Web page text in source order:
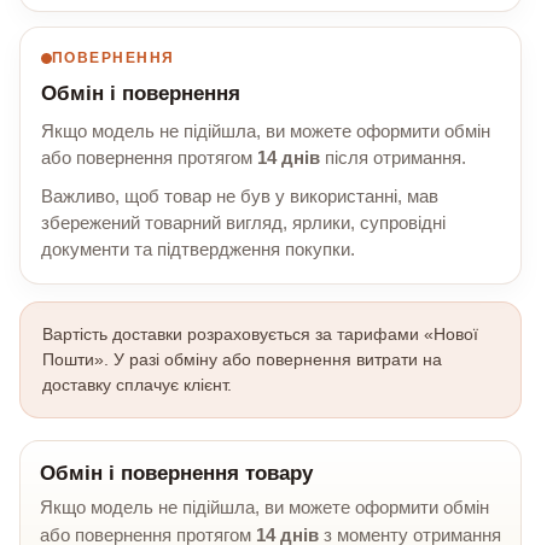
ПОВЕРНЕННЯ
Обмін і повернення
Якщо модель не підійшла, ви можете оформити обмін
або повернення протягом 14 днів після отримання.
Важливо, щоб товар не був у використанні, мав
збережений товарний вигляд, ярлики, супровідні
документи та підтвердження покупки.
Вартість доставки розраховується за тарифами «Нової
Пошти». У разі обміну або повернення витрати на
доставку сплачує клієнт.
Обмін і повернення товару
Якщо модель не підійшла, ви можете оформити обмін
або повернення протягом 14 днів з моменту отримання